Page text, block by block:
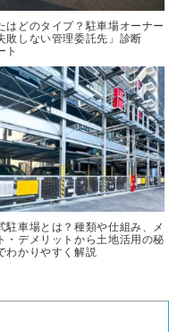
はどのタイプ？駐車場オーナー
敗しない管理委託先」診断
ト
駐車場とは？種類や仕組み、メ
・デメリットから土地活用の秘
わかりやすく解説